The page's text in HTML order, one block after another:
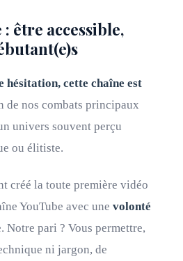
être accessible,
hésitation, cette chaîne est
de nos combats principaux
univers souvent perçu
ou élitiste.
créé la toute première vidéo
YouTube avec une volonté
Notre pari ? Vous permettre,
ni jargon, de